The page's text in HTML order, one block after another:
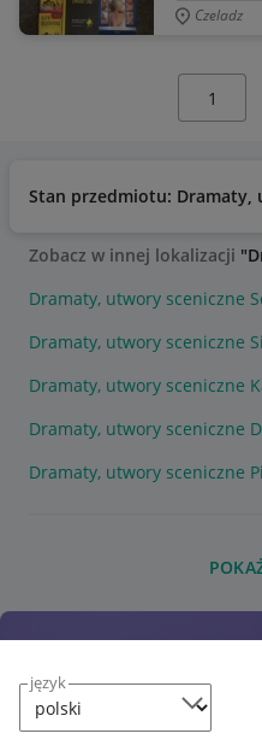
język
Czeladz
Stan przedmiotu: Dramaty,
Zobacz w innej lokalizacji
Dramaty, utwory sceniczne
Dramaty, utwory sceniczne
Dramaty, utwory sceniczne
Dramaty, utwory sceniczne
Dramaty, utwory sceniczne